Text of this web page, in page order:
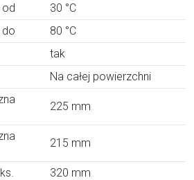
od
30 °C
do
80 °C
tak
Na całej powierzchni
225 mm
215 mm
320 mm